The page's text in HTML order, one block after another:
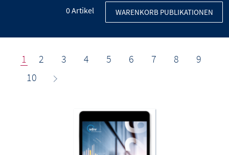
0Artikel WARENKORB PUBLIKATIONEN
1 2 3 4 5 6 7 8
9
10